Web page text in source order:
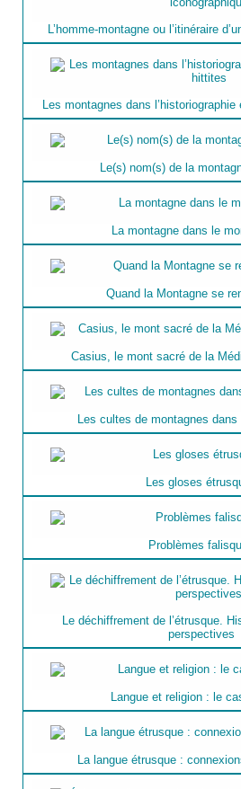
L’homme-montagne ou l’itinéraire
Les montagnes dans
Le(s) nom(s) de la
La montagne dans le
Quand la Montagne se
Casius, le mont sacré de la
Les cultes de montagnes
Les gloses
Problèmes
Le déchiffrement de l’étrusque.
perspectives
Langue et religion : le
La langue étrusque :